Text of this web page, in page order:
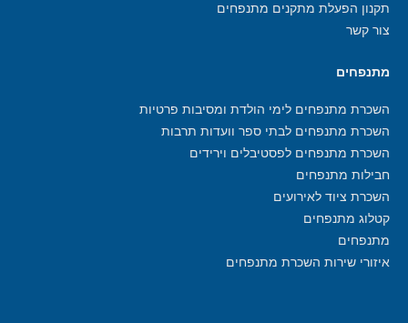
תקנון הפעלת מתקנים מתנפחים
צור קשר
מתנפחים
השכרת מתנפחים לימי הולדת ומסיבות פרטיות
השכרת מתנפחים לבתי ספר וועדות תרבות
השכרת מתנפחים לפסטיבלים וירידים
חבילות מתנפחים
השכרת ציוד לאירועים
קטלוג מתנפחים
מתנפחים
איזורי שירות השכרת מתנפחים